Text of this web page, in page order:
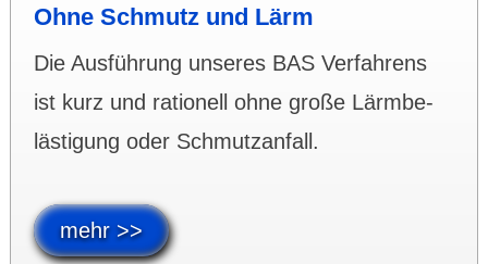
Ohne Schmutz und Lärm
Die Aus­füh­rung unseres BAS Ver­fah­rens
ist kurz und ra­tio­­nell ohne große Lärm­be­
lästi­­gung oder Schmutz­­an­­fall.
mehr >>